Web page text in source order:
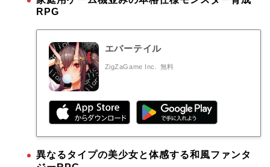
RPG
エバーテイル
ZigZaGame Inc. 無料
異なるタイプの美少女と体感する和風ファンタ